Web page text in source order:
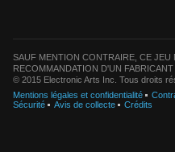
SAUF MENTION CONTRAIRE, CE JEU
RECOMMANDATION D'UN
© 2015 Electronic Arts Inc. Tous droits
Mentions légales et confidentialité
Sécurité
Avis de collecte Crédits